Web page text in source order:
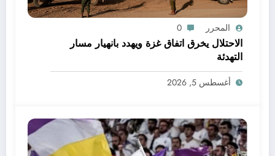
المحرر 0
الاحتلال يخرق اتفاق غزة ويهدد بانهيار مسار
التهدئة
أغسطس 5, 2026